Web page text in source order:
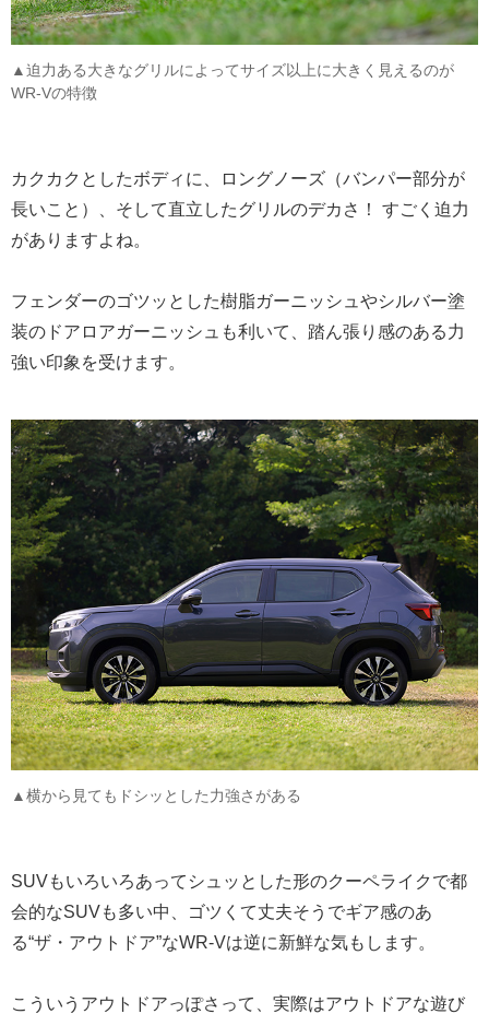
▲迫力ある大きなグリルによってサイズ以上に大きく見えるのが
WR-Vの特徴
カクカクとしたボディに、ロングノーズ（バンパー部分が
長いこと）、そして直立したグリルのデカさ！ すごく迫力
がありますよね。
フェンダーのゴツッとした樹脂ガーニッシュやシルバー塗
装のドアロアガーニッシュも利いて、踏ん張り感のある力
強い印象を受けます。
▲横から見てもドシッとした力強さがある
SUVもいろいろあってシュッとした形のクーペライクで都
会的なSUVも多い中、ゴツくて丈夫そうでギア感のあ
る“ザ・アウトドア”なWR-Vは逆に新鮮な気もします。
こういうアウトドアっぽさって、実際はアウトドアな遊び